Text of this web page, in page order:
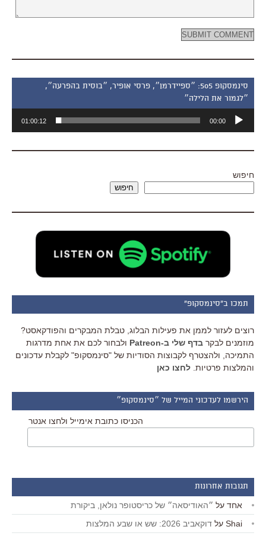
סינמסקופ 505: ״ספיידרמן״, פרסי אופיר, ״בוסית בהפרעה״,
״לגמור את הלילה״
אודיו
00:00
01:00:12
חיפוש
חיפוש
תמכו ב"סינמסקופ"
רוצים לעזור לממן את פעילות הבלוג, טבלת המבקרים והפודקאסט?
מוזמנים לבקר בדף שלי ב-Patreon
ולבחור לכם את אחת מדרגות
התמיכה, ולהצטרף לקבוצות הסודיות של "סינמסקופ" לקבלת עדכונים
והמלצות פרטיות. לחצו כאן
הירשמו לעדכוני המייל של ״סינמסקופ״
הכניסו כתובת אימייל ולחצו אנטר
תגובות אחרונות
אחד על ״האודיסאה״ של כריסטופר נולאן, ביקורת
Shai על דוקאביב 2026: שש או שבע המלצות